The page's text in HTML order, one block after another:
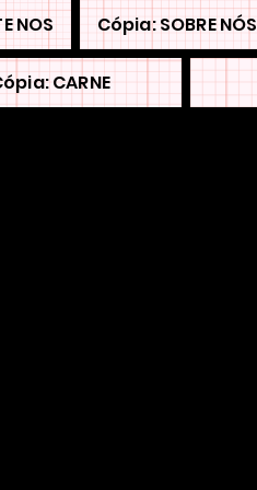
NOS Cópia: SOBRE NÓS
CARNE